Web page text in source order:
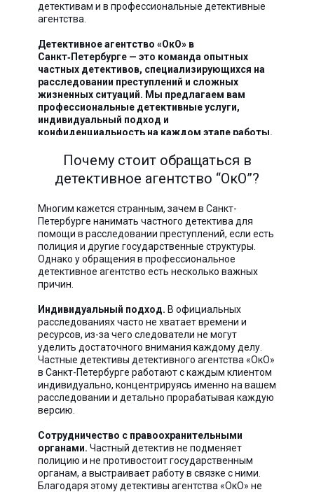
детективам и в профессиональные детективные
агентства.
Детективное агентство «ОкО» в
Санкт‑Петербурге — это команда опытных
частных детективов, специализирующихся на
расследовании преступлений и сложных
жизненных ситуаций. Мы предлагаем вам
профессиональные детективные услуги,
индивидуальный подход и
конфиденциальность на каждом этапе работы.
Почему стоит обращаться в
детективное агентство “ОкО”?
Многим кажется странным, зачем в Санкт-
Петербурге нанимать частного детектива для
помощи в расследовании преступлений, если есть
полиция и другие государственные структуры.
Однако у обращения в профессиональное
детективное агентство есть несколько важных
причин.
Индивидуальный подход. В официальных
расследованиях часто не хватает времени и
ресурсов, из-за чего следователи не могут
уделить достаточного внимания каждому делу.
Частные детективы детективного агентства «ОкО»
в Санкт-Петербурге работают с каждым клиентом
индивидуально, концентрируясь именно на вашем
расследовании и детально прорабатывая каждую
версию.
Сотрудничество с правоохранительными
органами. Частный детектив не подменяет
полицию и не противостоит государственным
органам, а выстраивает работу в связке с ними.
Благодаря этому детективы агентства «ОкО» не